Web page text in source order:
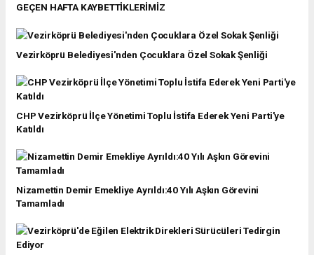
GEÇEN HAFTA KAYBETTİKLERİMİZ
Vezirköprü Belediyesi'nden Çocuklara Özel Sokak Şenliği
CHP Vezirköprü İlçe Yönetimi Toplu İstifa Ederek Yeni Parti'ye
Katıldı
Nizamettin Demir Emekliye Ayrıldı:40 Yılı Aşkın Görevini
Tamamladı